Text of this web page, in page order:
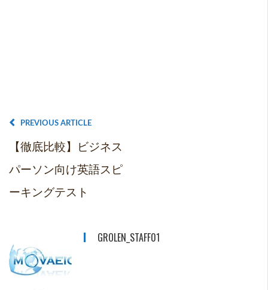
PREVIOUS ARTICLE
【徹底比較】ビジネス
パーソン向け英語スピ
ーキングテスト
GROLEN_STAFF01